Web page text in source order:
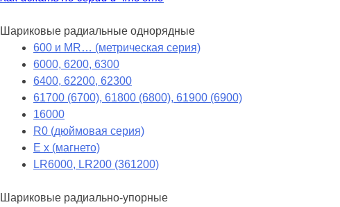
Шариковые радиальные однорядные
600 и MR… (метрическая серия)
6000, 6200, 6300
6400, 62200, 62300
61700 (6700), 61800 (6800), 61900 (6900)
16000
R0 (дюймовая серия)
E x (магнето)
LR6000, LR200 (361200)
Шариковые радиально-упорные